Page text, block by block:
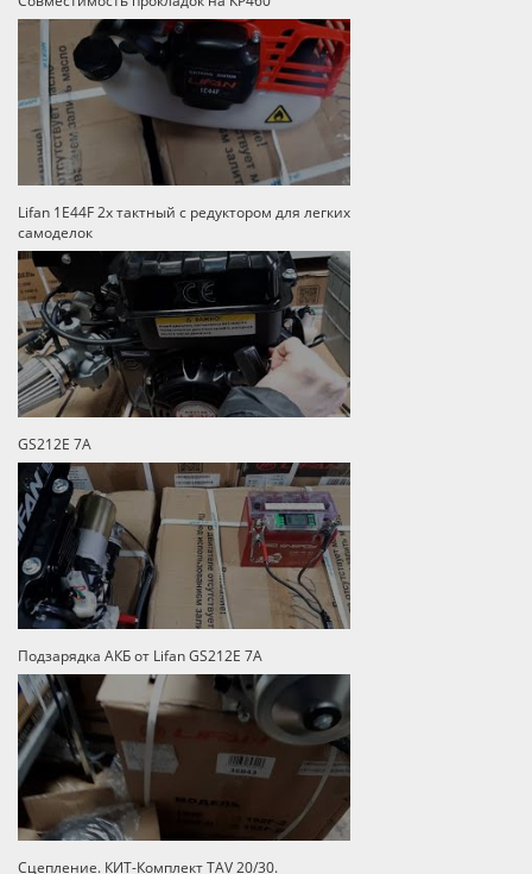
Lifan 1E44F 2х тактный с редуктором для легких
самоделок
GS212E 7A
Подзарядка АКБ от Lifan GS212E 7A
Сцепление. КИТ-Комплект TAV 20/30.